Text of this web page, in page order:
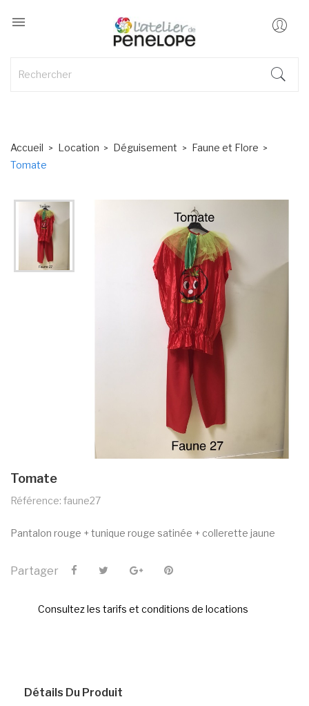

Accueil Location Déguisement
Faune et Flore
Tomate
Tomate
Référence: faune27
Pantalon rouge + tunique rouge satinée + collerette jaune
Partager
Consultez les tarifs et conditions de locations
Détails Du Produit